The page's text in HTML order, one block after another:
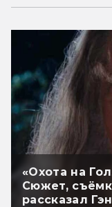
«Охота на
Сюжет,
рассказал